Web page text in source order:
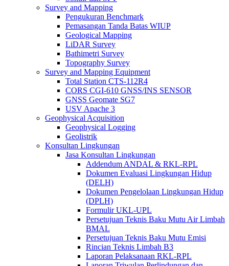
Survey and Mapping
Pengukuran Benchmark
Pemasangan Tanda Batas WIUP
Geological Mapping
LiDAR Survey
Bathimetri Survey
Topography Survey
Survey and Mapping Equipment
Total Station CTS-112R4
CORS CGI-610 GNSS/INS SENSOR
GNSS Geomate SG7
USV Apache 3
Geophysical Acquisition
Geophysical Logging
Geolistrik
Konsultan Lingkungan
Jasa Konsultan Lingkungan
Addendum ANDAL & RKL-RPL
Dokumen Evaluasi Lingkungan Hidup
(DELH)
Dokumen Pengelolaan Lingkungan Hidup
(DPLH)
Formulir UKL-UPL
Persetujuan Teknis Baku Mutu Air Limbah
BMAL
Persetujuan Teknis Baku Mutu Emisi
Rincian Teknis Limbah B3
Laporan Pelaksanaan RKL-RPL